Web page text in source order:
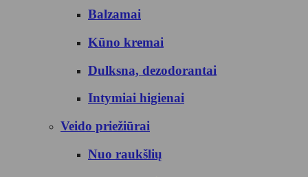
Balzamai
Kūno kremai
Dulksna, dezodorantai
Intymiai higienai
Veido priežiūrai
Nuo raukšlių